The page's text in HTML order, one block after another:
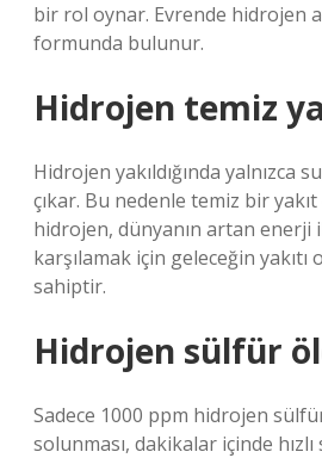
bir rol oynar. Evrende hidrojen
formunda bulunur.
Hidrojen temiz
Hidrojen yakıldığında yalnızca
çıkar. Bu nedenle temiz bir
hidrojen, dünyanın artan enerji
karşılamak için geleceğin
sahiptir.
Hidrojen sülfür
Sadece 1000 ppm hidrojen
solunması, dakikalar içinde